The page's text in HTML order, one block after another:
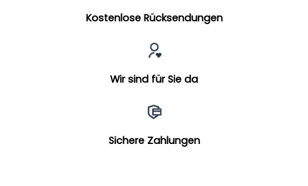
Kostenlose Rücksendungen
Wir sind für Sie da
Sichere Zahlungen